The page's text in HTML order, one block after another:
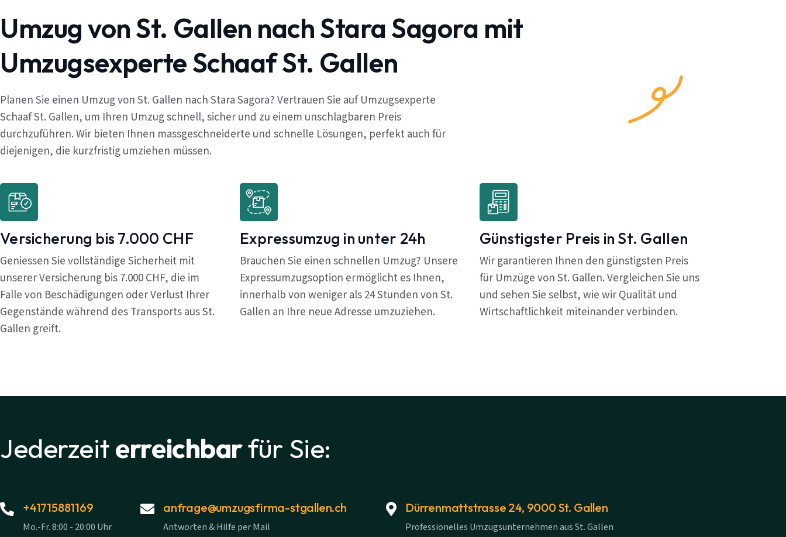
Umzug von St. Gallen nach Stara Sagora mit
Umzugsexperte Schaaf St. Gallen
Planen Sie einen Umzug von St. Gallen nach Stara Sagora? Vertrauen Sie auf Umzugsexperte
Schaaf St. Gallen, um Ihren Umzug schnell, sicher und zu einem unschlagbaren Preis
durchzuführen. Wir bieten Ihnen massgeschneiderte und schnelle Lösungen, perfekt auch für
diejenigen, die kurzfristig umziehen müssen.
Versicherung bis 7.000 CHF
Geniessen Sie vollständige Sicherheit mit
unserer Versicherung bis 7.000 CHF, die im
Falle von Beschädigungen oder Verlust Ihrer
Gegenstände während des Transports aus St.
Gallen greift.
Expressumzug in unter 24h
Brauchen Sie einen schnellen Umzug? Unsere
Expressumzugsoption ermöglicht es Ihnen,
innerhalb von weniger als 24 Stunden von St.
Gallen an Ihre neue Adresse umzuziehen.
Günstigster Preis in St. Gallen
Wir garantieren Ihnen den günstigsten Preis
für Umzüge von St. Gallen. Vergleichen Sie uns
und sehen Sie selbst, wie wir Qualität und
Wirtschaftlichkeit miteinander verbinden.
Jederzeiterreichbarfür Sie:
+41715881169
Mo.-Fr. 8:00 - 20:00 Uhr
anfrage@umzugsfirma-stgallen.ch
Antworten & Hilfe per Mail
Dürrenmattstrasse 24, 9000 St. Gallen
Professionelles Umzugsunternehmen aus St. Gallen